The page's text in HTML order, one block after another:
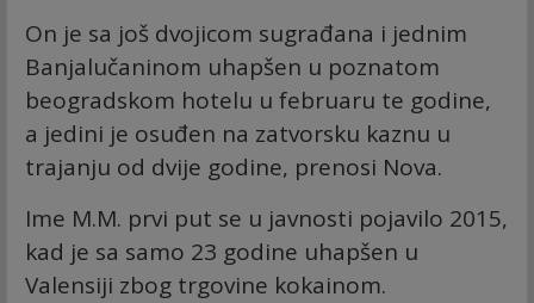
On je sa još dvojicom sugrađana i jednim
Banjalučaninom uhapšen u poznatom
beogradskom hotelu u februaru te godine,
a jedini je osuđen na zatvorsku kaznu u
trajanju od dvije godine, prenosi Nova.
Ime M.M. prvi put se u javnosti pojavilo 2015,
kad je sa samo 23 godine uhapšen u
Valensiji zbog trgovine kokainom.